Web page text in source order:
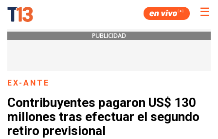
☰
PUBLICIDAD
EX-ANTE
Contribuyentes pagaron US$ 130
millones tras efectuar el segundo
retiro previsional